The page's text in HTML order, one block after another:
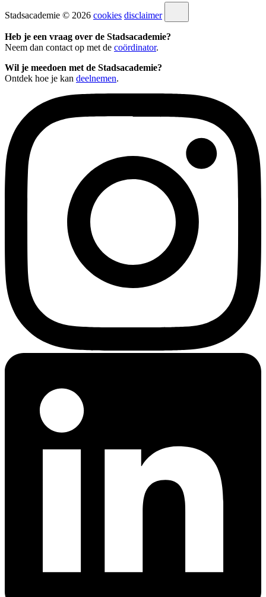
Stadsacademie © 2026 cookies disclaimer
Heb je een vraag over de Stadsacademie?
Neem dan contact op met de coördinator.
Wil je meedoen met de Stadsacademie?
Ontdek hoe je kan deelnemen.